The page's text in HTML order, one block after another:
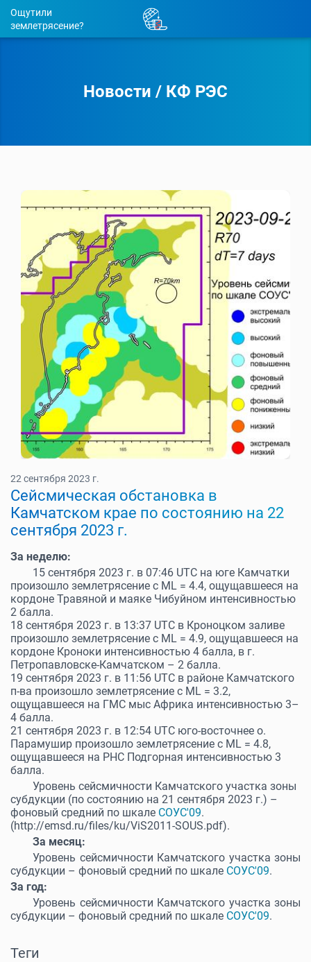
Ощутили
землетрясение?
Новости / КФ РЭС
22 сентября 2023 г.
Cейсмическая обстановка в
Камчатском крае по состоянию на 22
сентября 2023 г.
За неделю:
15 сентября 2023 г. в 07:46 UTC на юге Камчатки
произошло землетрясение с ML = 4.4, ощущавшееся на
кордоне Травяной и маяке Чибуйном интенсивностью
2 балла.
18 сентября 2023 г. в 13:37 UTC в Кроноцком заливе
произошло землетрясение с ML = 4.9, ощущавшееся на
кордоне Кроноки интенсивностью 4 балла, в г.
Петропавловске-Камчатском – 2 балла.
19 сентября 2023 г. в 11:56 UTC в районе Камчатского
п-ва произошло землетрясение с ML = 3.2,
ощущавшееся на ГМС мыс Африка интенсивностью 3–
4 балла.
21 сентября 2023 г. в 12:54 UTC юго-восточнее о.
Парамушир произошло землетрясение с ML = 4.8,
ощущавшееся на РНС Подгорная интенсивностью 3
балла.
Уровень сейсмичности Камчатского участка зоны
субдукции (по состоянию на 21 сентября 2023 г.) –
фоновый средний по шкале СОУС'09.
(http://emsd.ru/files/ku/ViS2011-SOUS.pdf).
За месяц:
Уровень сейсмичности Камчатского участка зоны
субдукции – фоновый средний по шкале СОУС'09.
За год:
Уровень сейсмичности Камчатского участка зоны
субдукции – фоновый средний по шкале СОУС'09.
Теги